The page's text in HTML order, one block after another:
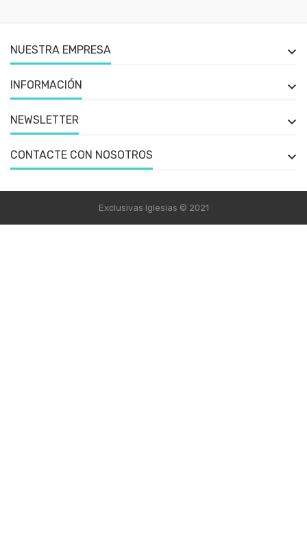
NUESTRA EMPRESA 
INFORMACIÓN 
NEWSLETTER 
CONTACTE CON NOSOTROS 
Exclusivas Iglesias © 2021